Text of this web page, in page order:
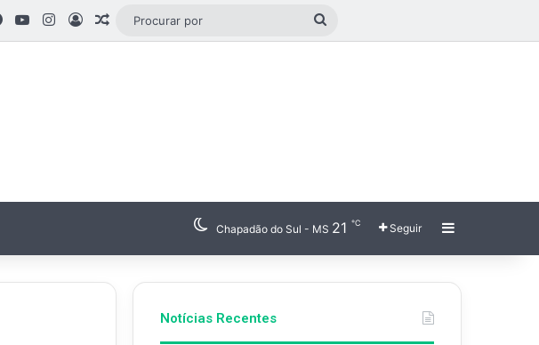
Facebook
YouTubeInstagram
EntrarArtigo aleatório
Procurar
Chapadão do Sul - MS 21 ℃ Seguir Barra Lateral
Notícias Recentes